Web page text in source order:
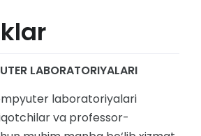
LABORATORIYALARI
laboratoriyalari
va professor-